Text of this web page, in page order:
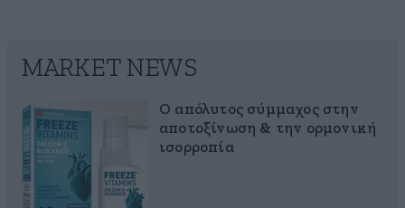
MARKET NEWS
Ο απόλυτος σύμμαχος στην
αποτοξίνωση & την ορμονική
ισορροπία